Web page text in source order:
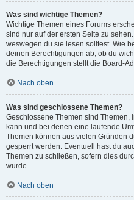
Was sind wichtige Themen?
Wichtige Themen eines Forums
sind nur auf der ersten Seite zu
weswegen du sie lesen solltest. Wie
deinen Berechtigungen ab, ob du
die Berechtigungen stellt die Board-
Nach oben
Was sind geschlossene Themen?
Geschlossene Themen sind Themen,
kann und bei denen eine laufende
Themen können aus vielen Gründen
gesperrt werden. Eventuell hast du
Themen zu schließen, sofern dies
wurde.
Nach oben